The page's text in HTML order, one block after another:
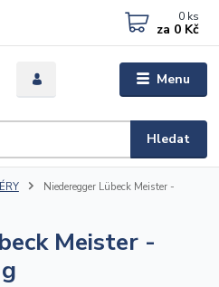
Menu
Hledat
0 ks
za 0 Kč
Niederegger Lübeck Meister -
Meister -